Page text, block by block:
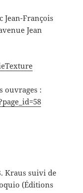
Jean-François
Jean
ouvrages :
Kraus suivi de
(Éditions